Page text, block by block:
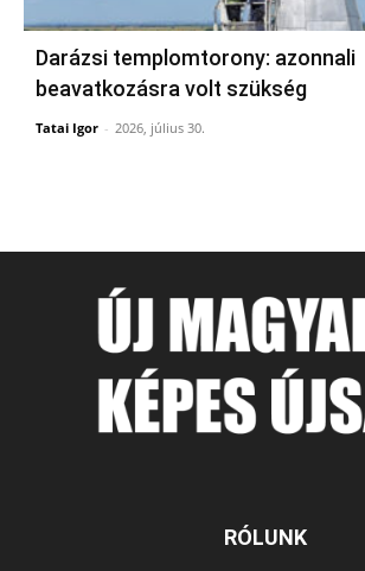
Darázsi templomtorony: azonnali
beavatkozásra volt szükség
Tatai Igor - 2026, július 30.
RÓLUNK